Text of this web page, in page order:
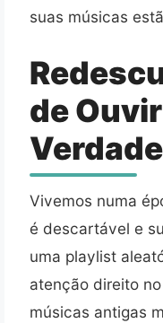
suas músicas
de
Verdade
Vivemos numa
é descartável e
uma playlist
atenção direito
músicas antigas